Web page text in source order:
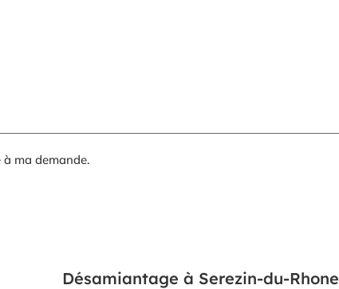
ma demande.
Désamiantage à Serezin-du-Rhone